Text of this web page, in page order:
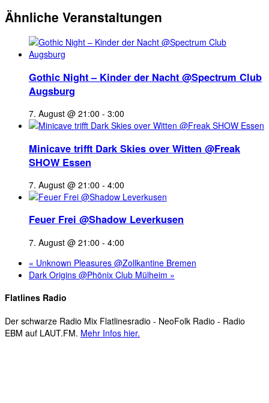
Ähnliche Veranstaltungen
Gothic Night – Kinder der Nacht @Spectrum Club
Augsburg
7. August @ 21:00 - 3:00
Minicave trifft Dark Skies over Witten @Freak
SHOW Essen
7. August @ 21:00 - 4:00
Feuer Frei @Shadow Leverkusen
7. August @ 21:00 - 4:00
« Unknown Pleasures @Zollkantine Bremen
Dark Origins @Phönix Club Mülheim »
Flatlines Radio
Der schwarze Radio Mix Flatlinesradio - NeoFolk Radio - Radio
EBM auf LAUT.FM. Mehr Infos hier.